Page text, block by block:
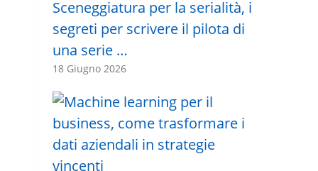
Sceneggiatura per la serialità, i
segreti per scrivere il pilota di
una serie …
18 Giugno 2026